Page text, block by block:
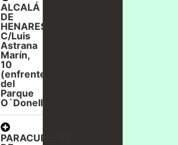
ALCALÁ
DE
HENARES,
C/Luis
Astrana
Marín,
10
(enfrente
del
Parque
O`Donell)
PARACUELLOS